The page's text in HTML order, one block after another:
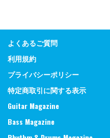
よくあるご質問
利用規約
プライバシーポリシー
特定商取引に関する表示
Guitar Magazine
Bass Magazine